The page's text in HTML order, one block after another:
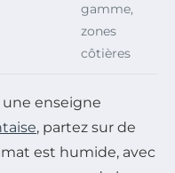
gamme,
zones
côtières
enseigne
, partez sur de
est humide, avec